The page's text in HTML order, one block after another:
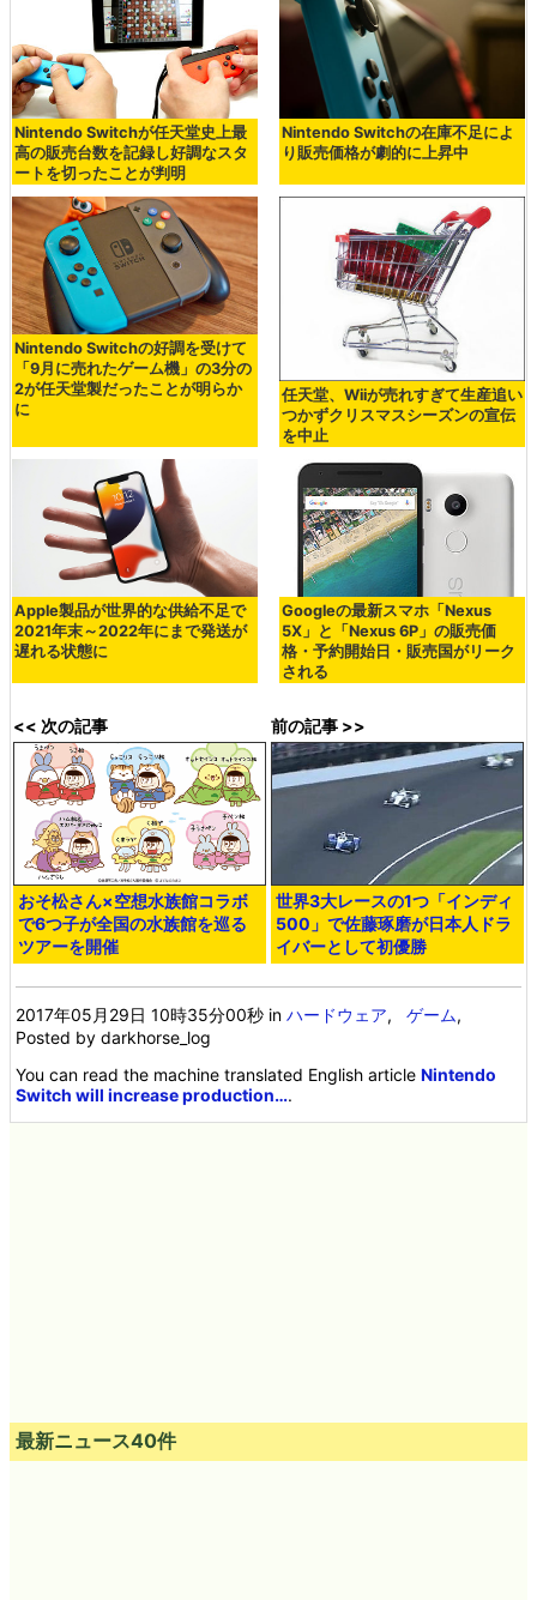
Nintendo Switchが任天堂史上最
高の販売台数を記録し好調なスタ
ートを切ったことが判明
Nintendo Switchの在庫不足によ
り販売価格が劇的に上昇中
Nintendo Switchの好調を受けて
「9月に売れたゲーム機」の3分の
2が任天堂製だったことが明らか
に
任天堂、Wiiが売れすぎて生産追い
つかずクリスマスシーズンの宣伝
を中止
Apple製品が世界的な供給不足で
2021年末～2022年にまで発送が
遅れる状態に
Googleの最新スマホ「Nexus
5X」と「Nexus 6P」の販売価
格・予約開始日・販売国がリーク
される
<< 次の記事
おそ松さん×空想水族館コラボ
で6つ子が全国の水族館を巡る
ツアーを開催
前の記事 >>
世界3大レースの1つ「インディ
500」で佐藤琢磨が日本人ドラ
イバーとして初優勝
2017年05月29日 10時35分00秒 inハードウェア,ゲーム,
Posted by darkhorse_log
You can read the machine translated English articleNintendo
Switch will increase production….
最新ニュース40件